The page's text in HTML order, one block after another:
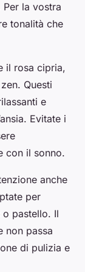
Per la vostra
tonalità che
il rosa cipria,
Questi
e
Evitate i
con il sonno.
anche
per
pastello. Il
non passa
di pulizia e